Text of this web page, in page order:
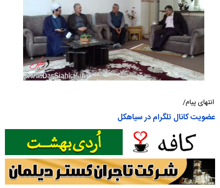
انتهای پیام/
عضویت کانال تلگرام در سیاهکل